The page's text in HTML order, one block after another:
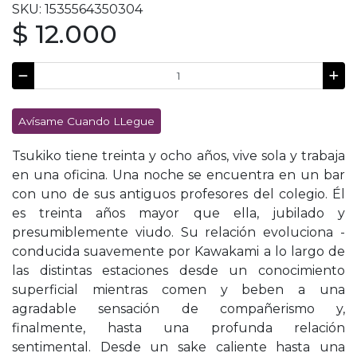
SKU: 1535564350304
$ 12.000
Avísame Cuando LLegue
Tsukiko tiene treinta y ocho años, vive sola y trabaja
en una oficina. Una noche se encuentra en un bar
con uno de sus antiguos profesores del colegio. Él
es treinta años mayor que ella, jubilado y
presumiblemente viudo. Su relación evoluciona -
conducida suavemente por Kawakami a lo largo de
las distintas estaciones desde un conocimiento
superficial mientras comen y beben a una
agradable sensación de compañerismo y,
finalmente, hasta una profunda relación
sentimental. Desde un sake caliente hasta una